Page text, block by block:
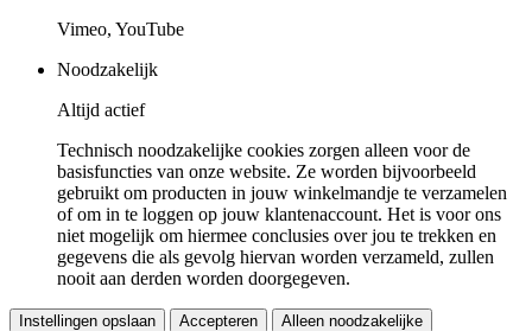
Vimeo, YouTube
Noodzakelijk
Altijd actief
Technisch noodzakelijke cookies zorgen alleen voor de
basisfuncties van onze website. Ze worden bijvoorbeeld
gebruikt om producten in jouw winkelmandje te verzamelen
of om in te loggen op jouw klantenaccount. Het is voor ons
niet mogelijk om hiermee conclusies over jou te trekken en
gegevens die als gevolg hiervan worden verzameld, zullen
nooit aan derden worden doorgegeven.
Instellingen opslaan Accepteren Alleen noodzakelijke